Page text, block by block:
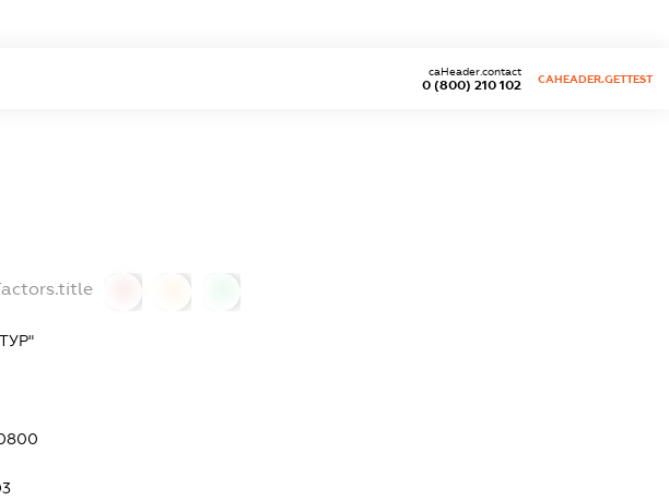
0 (800) 210 102
caHeader.contact
CAHEADER.GETTEST